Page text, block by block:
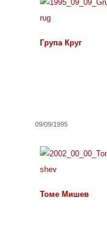
Група Круг
09/09/1995
Томе Мишев